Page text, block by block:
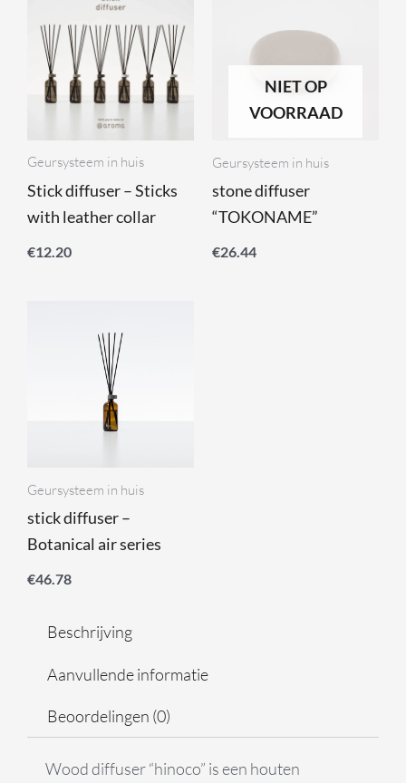
Geursysteem in huis
Stick diffuser – Sticks
with leather collar
€12.20
NIET OP
VOORRAAD
Geursysteem in huis
stone diffuser
“TOKONAME”
€26.44
Geursysteem in huis
stick diffuser –
Botanical air series
€46.78
Beschrijving
Aanvullende informatie
Beoordelingen (0)
Wood diffuser “hinoco” is een houten